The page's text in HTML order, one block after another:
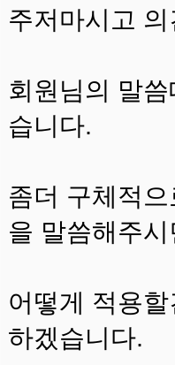
주저마시고
회원님의 말
습니다.
좀더 구체적
을 말씀해주
어떻게 적용
하겠습니다.